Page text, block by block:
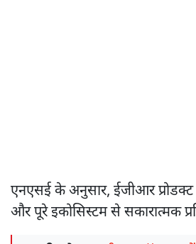
एनएसई के अनुसार, ईजीआर प्रोडक्ट
और पूरे इकोसिस्टम से सकारात्मक